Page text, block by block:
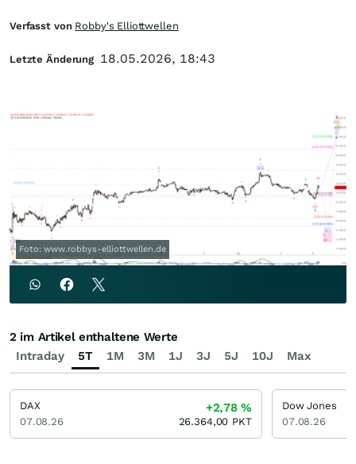
Foto: www.robbys-elliottwellen.de
Verfasst von Robby's Elliottwellen
Letzte Änderung 18.05.2026, 18:43
Intraday 5T 1M 3M 1J 3J 5J 10J Max
2 im Artikel enthaltene Werte
DAX
07.08.26
+2,78%
26.364,00 PKT
Dow Jones
07.08.26